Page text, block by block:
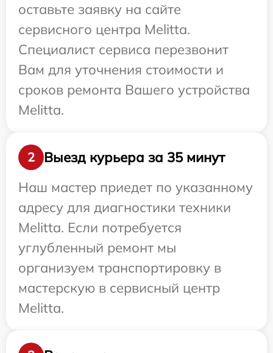
оставьте заявку на сайте
сервисного центра Melitta.
Специалист сервиса перезвонит
Вам для уточнения стоимости и
сроков ремонта Вашего устройства
Melitta.
2
Выезд курьера за 35 минут
Наш мастер приедет по указанному
адресу для диагностики техники
Melitta. Если потребуется
углубленный ремонт мы
организуем транспортировку в
мастерскую в сервисный центр
Melitta.